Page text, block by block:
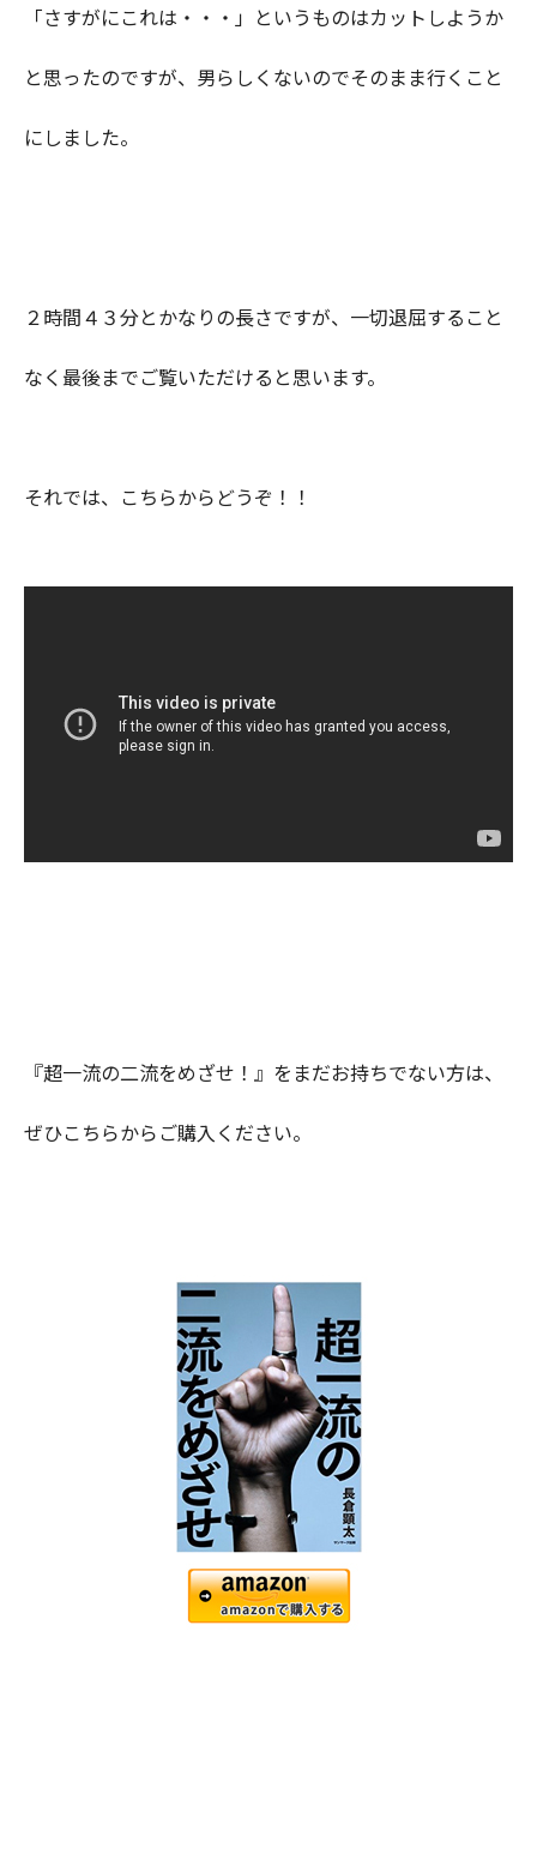
「さすがにこれは・・・」というものはカットしようか
と思ったのですが、男らしくないのでそのまま行くこと
にしました。
２時間４３分とかなりの長さですが、一切退屈すること
なく最後までご覧いただけると思います。
それでは、こちらからどうぞ！！
『超一流の二流をめざせ！』をまだお持ちでない方は、
ぜひこちらからご購入ください。